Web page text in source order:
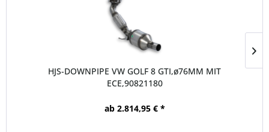
HJS-DOWNPIPE VW GOLF 8 GTI,ø76MM MIT
ECE,90821180
ab 2.814,95 € *